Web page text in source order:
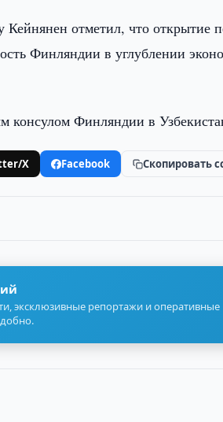
отметил, что открытие
Финляндии в углублении
консулом Финляндии в
X Facebook Скопировать
эксклюзивные репортажи и оперативные